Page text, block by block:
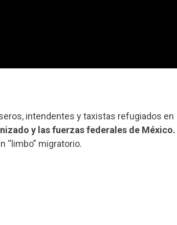
intendentes y taxistas refugiados en
y las fuerzas federales de México.
“limbo” migratorio.